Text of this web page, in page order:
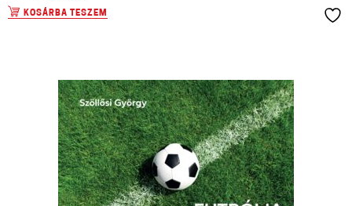
price
price
KOSÁRBA TESZEM